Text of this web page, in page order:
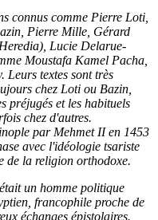
connus comme Pierre Loti,
Pierre Mille, Gérard
Lucie Delarue-
Moustafa Kamel Pacha,
Leurs textes sont très
chez Loti ou Bazin,
préjugés et les habituels
chez d'autres.
par Mehmet II en 1453
avec l'idéologie tsariste
de la religion orthodoxe.
un homme politique
francophile proche de
échanges épistolaires.